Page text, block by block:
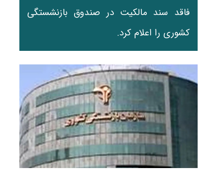
فاقد سند مالکیت در صندوق بازنشستگی
کشوری را اعلام کرد.